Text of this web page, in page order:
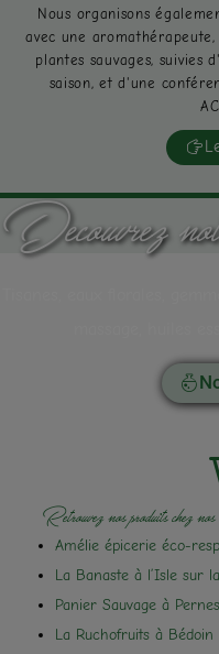
Nous organisons
avec une
plantes sauvages, suivies
saison, et d'une
Découvrez
Retrouvez nos produits chez nos
Amélie épicerie éco-
La Banaste à l’Isle sur
Panier Sauvage à
La Ruchofruits à Bédoin